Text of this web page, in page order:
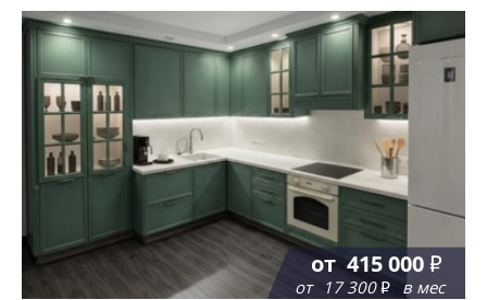
от 415 000
от 17 300 в мес